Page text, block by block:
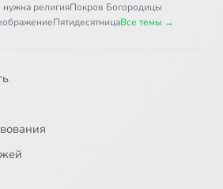
религияПокров Богородицы
ПятидесятницаВсе темы →